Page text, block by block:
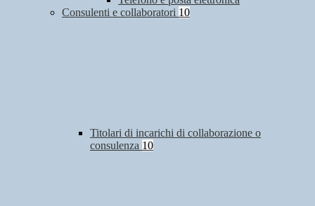
Consulenti e collaboratori 10
Titolari di incarichi di collaborazione o
consulenza 10